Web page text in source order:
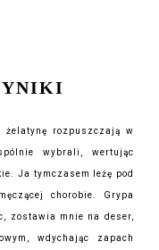
żelatynę rozpuszczają w
wybrali, wertując
Ja tymczasem leżę pod
chorobie. Grypa
zostawia mnie na deser,
wdychając zapach